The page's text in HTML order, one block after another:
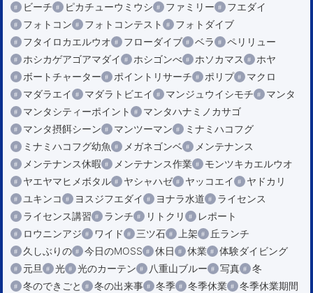
ビーチ
ピカチューウミウシ ファミリー
フエダイ
フォトコン
フォトコンテスト
フォトダイブ
フタイロカエルウオ
フローダイブ ベラ
ペリリュー
ホシカゲアゴアマダイ
ホシゴンべ ホソカマス
ホヤ
ボートチャーター
ポイントリサーチ ポリプ
マクロ
マダラエイ
マダラトビエイ マンジュウイシモチ
マンタ
マンタシティーポイント
マンタハナミノカサゴ
マンタ摂餌シーン
マンツーマン
ミナミハコフグ
ミナミハコフグ幼魚
メガネゴンベ
メンテナンス
メンテナンス休暇
メンテナンス作業
モンツキカエルウオ
ヤエヤマヒメボタル
ヤシャハゼ ヤッコエイ
ヤドカリ
ユキンコ
ヨスジフエダイ ヨナラ水道
ライセンス
ライセンス講習
ランチ リトクリ
レポート
ロウニンアジ
ワイド 三ツ石 上架
丘ランチ
久しぶりの
今日のMOSS 休日 休業
体験ダイビング
元旦
光 光のカーテン 八重山ブルー 写真
冬
冬のできごと
冬の出来事 冬季 冬季休業
冬季休業期間